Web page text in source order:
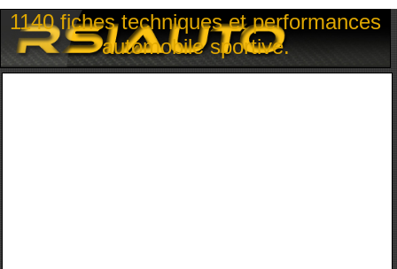
1140 fiches techniques et performances
automobile sportive.